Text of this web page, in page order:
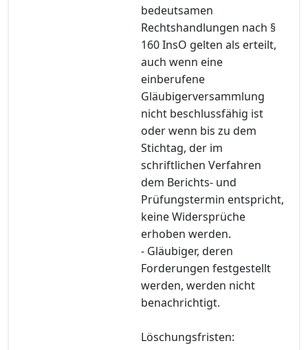
bedeutsamen
Rechtshandlungen nach §
160 InsO gelten als erteilt,
auch wenn eine
einberufene
Gläubigerversammlung
nicht beschlussfähig ist
oder wenn bis zu dem
Stichtag, der im
schriftlichen Verfahren
dem Berichts- und
Prüfungstermin entspricht,
keine Widersprüche
erhoben werden.
- Gläubiger, deren
Forderungen festgestellt
werden, werden nicht
benachrichtigt.
Löschungsfristen: